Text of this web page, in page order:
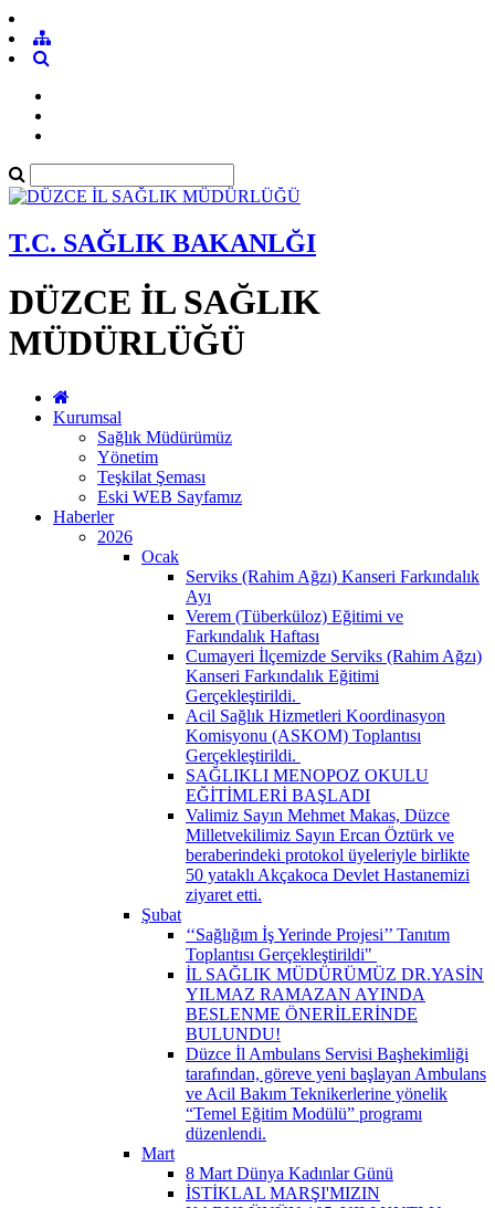
T.C. SAĞLIK BAKANLĞI
DÜZCE İL SAĞLIK
MÜDÜRLÜĞÜ
Kurumsal
Sağlık Müdürümüz
Yönetim
Teşkilat Şeması
Eski WEB Sayfamız
Haberler
2026
Ocak
Serviks (Rahim Ağzı) Kanseri Farkındalık
Ayı
Verem (Tüberküloz) Eğitimi ve
Farkındalık Haftası
Cumayeri İlçemizde Serviks (Rahim Ağzı)
Kanseri Farkındalık Eğitimi
Gerçekleştirildi. ​
Acil Sağlık Hizmetleri Koordinasyon
Komisyonu (ASKOM) Toplantısı
Gerçekleştirildi. ​
SAĞLIKLI MENOPOZ OKULU
EĞİTİMLERİ BAŞLADI
Valimiz Sayın Mehmet Makas, Düzce
Milletvekilimiz Sayın Ercan Öztürk ve
beraberindeki protokol üyeleriyle birlikte
50 yataklı Akçakoca Devlet Hastanemizi
ziyaret etti.
Şubat
‘‘Sağlığım İş Yerinde Projesi’’ Tanıtım
Toplantısı Gerçekleştirildi" ​
İL SAĞLIK MÜDÜRÜMÜZ DR.YASİN
YILMAZ RAMAZAN AYINDA
BESLENME ÖNERİLERİNDE
BULUNDU!
Düzce İl Ambulans Servisi Başhekimliği
tarafından, göreve yeni başlayan Ambulans
ve Acil Bakım Teknikerlerine yönelik
“Temel Eğitim Modülü” programı
düzenlendi.
Mart
8 Mart Dünya Kadınlar Günü
İSTİKLAL MARŞI'MIZIN